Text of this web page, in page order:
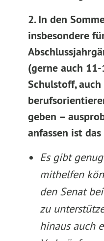
2. In den
insbesondere
(gerne auch 11-
Schulstoff, auch
geben –
anfassen ist
Es gibt
mithelfen
den Senat
zu
hinaus auch